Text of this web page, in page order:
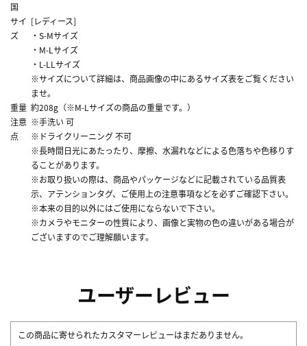
国
サイ
ズ
[レディース]
・S-Mサイズ
・M-Lサイズ
・L-LLサイズ
※サイズについて詳細は、商品画像の中にあるサイズ表をご覧ください
ませ。
重量 約208g（※M-Lサイズの商品の重量です。）
注意
点
※手洗い 可
※ドライクリーニング 不可
※長時間日光にあたったり、摩擦、水漏れなどによる色落ちや色移りす
ることがあります。
※お取り扱いの際は、商品やパッケージなどに記載されている品質表
示、アテンションタグ、ご使用上の注意事項などを必ずご確認下さい。
※本来の目的以外にはご使用にならないで下さい。
※カメラやモニターの性質により、画像と実物の色の違いがある場合が
ございますのでご理解願います。
ユーザーレビュー
この商品に寄せられたカスタマーレビューはまだありません。